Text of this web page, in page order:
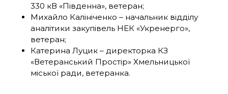
330 кВ «Південна», ветеран;
Михайло Калініченко – начальник відділу
аналітики закупівель НЕК «Укренерго»,
ветеран;
Катерина Луцик – директорка КЗ
«Ветеранський Простір» Хмельницької
міської ради, ветеранка.